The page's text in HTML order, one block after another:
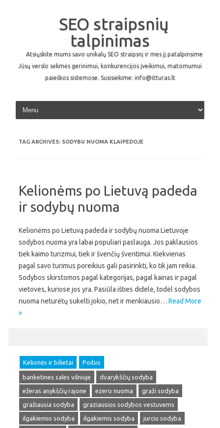
SEO straipsnių
talpinimas
Atsiųskite mums savo unikalų SEO straipsnį ir mes jį patalpinsime
Jūsų verslo sėkmės gerinimui, konkurencijos įveikimui, matomumui
paieškos sistemose. Susisiekime: info@itturas.lt
Skip to content
TAG ARCHIVES: SODYBU NUOMA KLAIPEDOJE
Kelionėms po Lietuvą padeda
ir sodybų nuoma
Kelionėms po Lietuvą padeda ir sodybų nuoma Lietuvoje
sodybos nuoma yra labai populiari paslauga. Jos paklausios
tiek kaimo turizmui, tiek ir švenčių šventimui. Kiekvienas
pagal savo turimus poreikius gali pasirinkti, ko tik jam reikia.
Sodybos skirstomos pagal kategorijas, pagal kainas ir pagal
vietoves, kuriose jos yra. Pasiūla išties didelė, todėl sodybos
nuoma neturėtų sukelti jokio, net ir menkiausio… Read More
»
Kelionės ir bilietai Poilsis
banketines sales vilniuje
dvarykščių sodyba
ežeras anykščių rajone
ezero nuoma
graži sodyba
gražiausia sodyba
graziausios sodybos vestuvems
ilgakiemio sodyba
ilgakiemis sodyba
jurciu sodyba